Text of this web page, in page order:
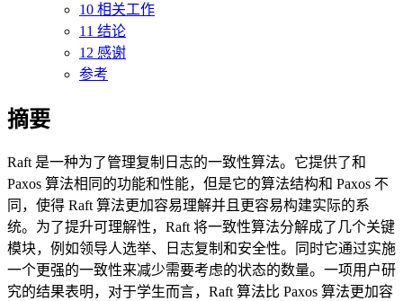
10 相关工作
11 结论
12 感谢
参考
摘要
Raft 是一种为了管理复制日志的一致性算法。它提供了和
Paxos 算法相同的功能和性能，但是它的算法结构和 Paxos 不
同，使得 Raft 算法更加容易理解并且更容易构建实际的系
统。为了提升可理解性，Raft 将一致性算法分解成了几个关键
模块，例如领导人选举、日志复制和安全性。同时它通过实施
一个更强的一致性来减少需要考虑的状态的数量。一项用户研
究的结果表明，对于学生而言，Raft 算法比 Paxos 算法更加容